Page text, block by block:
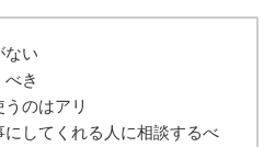
ない
き
のはアリ
にしてくれる人に相談するべ